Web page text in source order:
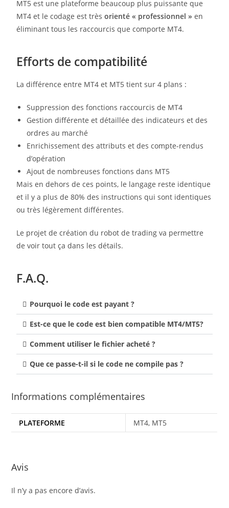
MT5 est une plateforme beaucoup plus puissante que
MT4 et le codage est très orienté « professionnel » en
éliminant tous les raccourcis que comporte MT4.
Efforts de compatibilité
La différence entre MT4 et MT5 tient sur 4 plans :
Suppression des fonctions raccourcis de MT4
Gestion différente et détaillée des indicateurs et des
ordres au marché
Enrichissement des attributs et des compte-rendus
d’opération
Ajout de nombreuses fonctions dans MT5
Mais en dehors de ces points, le langage reste identique
et il y a plus de 80% des instructions qui sont identiques
ou très légèrement différentes.
Le projet de création du robot de trading va permettre
de voir tout ça dans les détails.
F.A.Q.
Pourquoi le code est payant ?
Est-ce que le code est bien compatible MT4/MT5?
Comment utiliser le fichier acheté ?
Que ce passe-t-il si le code ne compile pas ?
Informations complémentaires
PLATEFORME MT4, MT5
Avis
Il n’y a pas encore d’avis.